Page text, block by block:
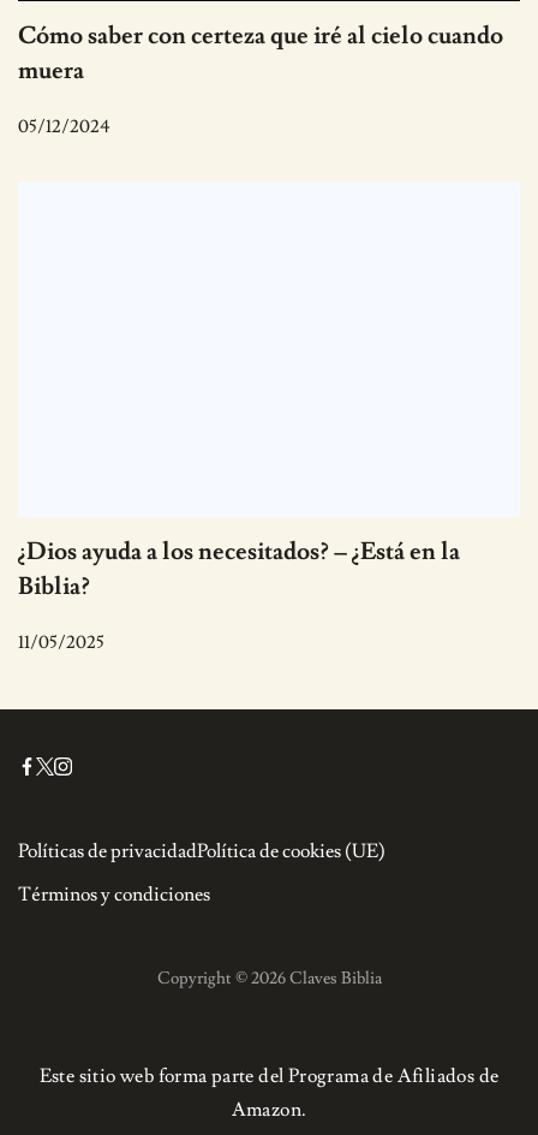
Cómo saber con certeza que iré al cielo cuando
muera
05/12/2024
¿Dios ayuda a los necesitados? – ¿Está en la
Biblia?
11/05/2025
Políticas de privacidadPolítica de cookies (UE)
Términos y condiciones
Copyright © 2026 Claves Biblia
Este sitio web forma parte del Programa de Afiliados de
Amazon.